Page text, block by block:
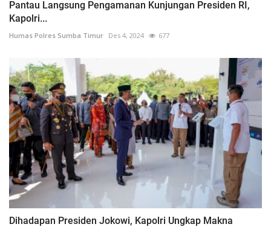
Pantau Langsung Pengamanan Kunjungan Presiden RI,
Kapolri...
Humas Polres Sumba Timur Des 4, 2024 677
Dihadapan Presiden Jokowi, Kapolri Ungkap Makna